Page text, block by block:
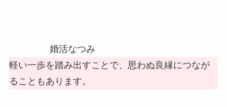
婚活なつみ
軽い一歩を踏み出すことで、思わぬ良縁につなが
ることもあります。